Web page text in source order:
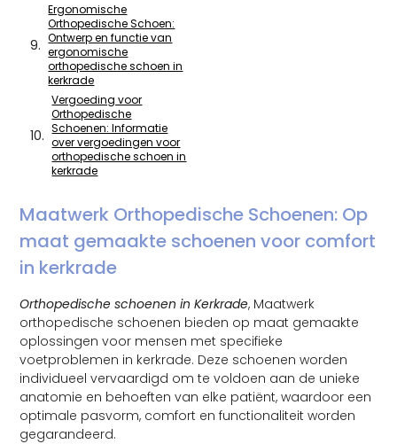
Ergonomische
Orthopedische Schoen:
Ontwerp en functie van
ergonomische
orthopedische schoen in
kerkrade
Vergoeding voor
Orthopedische
Schoenen: Informatie
over vergoedingen voor
orthopedische schoen in
kerkrade
Maatwerk Orthopedische Schoenen: Op
maat gemaakte schoenen voor comfort
in kerkrade
Orthopedische schoenen in Kerkrade, Maatwerk
orthopedische schoenen bieden op maat gemaakte
oplossingen voor mensen met specifieke
voetproblemen in kerkrade. Deze schoenen worden
individueel vervaardigd om te voldoen aan de unieke
anatomie en behoeften van elke patiënt, waardoor een
optimale pasvorm, comfort en functionaliteit worden
gegarandeerd.